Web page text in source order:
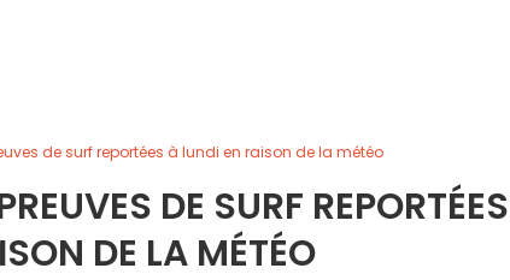
de surf reportées à lundi en raison de la météo
DE SURF
DE LA MÉTÉO